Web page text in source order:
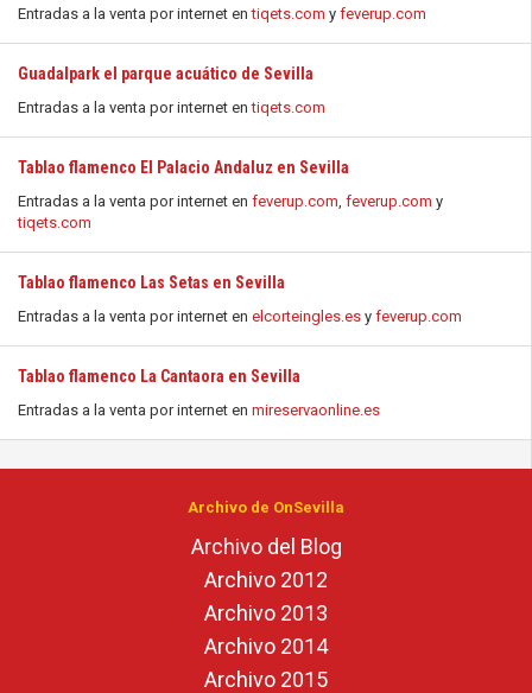
Entradas a la venta por internet entiqets.com y feverup.com
Guadalpark el parque acuático de Sevilla
Entradas a la venta por internet entiqets.com
Tablao flamenco El Palacio Andaluz en Sevilla
Entradas a la venta por internet en feverup.com, feverup.com y
tiqets.com
Tablao flamenco Las Setas en Sevilla
Entradas a la venta por internet en elcorteingles.es y feverup.com
Tablao flamenco La Cantaora en Sevilla
Entradas a la venta por internet en mireservaonline.es
Archivo de OnSevilla
Archivo del Blog
Archivo 2012
Archivo 2013
Archivo 2014
Archivo 2015